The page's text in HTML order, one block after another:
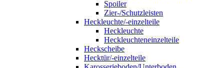
Spoiler
Zier-/Schutzleisten
Heckleuchte/-einzelteile
Heckleuchte
Heckleuchteneinzelteile
Heckscheibe
Hecktür/-einzelteile